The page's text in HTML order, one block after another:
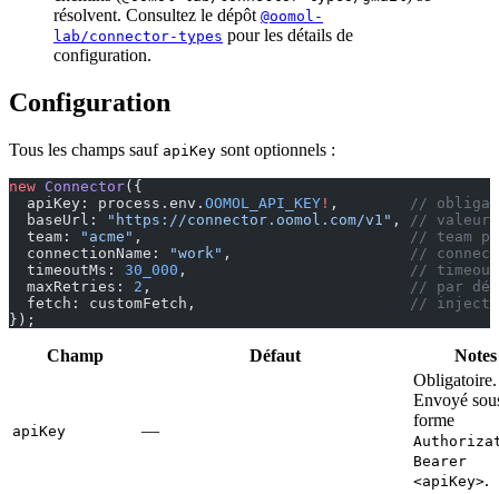
résolvent. Consultez le dépôt @oomol-
lab/connector-types pour les détails de
configuration.
Configuration
Tous les champs sauf apiKey sont optionnels :
new Connector({
  apiKey: process.env.
OOMOL_API_KEY ! ,
//
  baseUrl:
"https://connector.oomol.com/v1" ,
// valeur
  team:
"acme" ,
// team
  connectionName:
"work" ,
//
  timeoutMs:
30_000 ,
//
  maxRetries:
2 ,
// par
  fetch: customFetch,
//
});
Champ Défaut Notes
apiKey —
Obligatoire.
Envoyé
forme
Bearer
<apiKey>.